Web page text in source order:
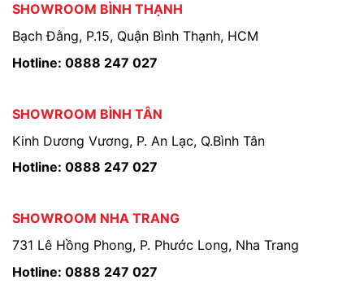
SHOWROOM BÌNH THẠNH
Bạch Đằng, P.15, Quận Bình Thạnh, HCM
Hotline: 0888 247 027
SHOWROOM BÌNH TÂN
Kinh Dương Vương, P. An Lạc, Q.Bình Tân
Hotline: 0888 247 027
SHOWROOM NHA TRANG
731 Lê Hồng Phong, P. Phước Long, Nha Trang
Hotline: 0888 247 027